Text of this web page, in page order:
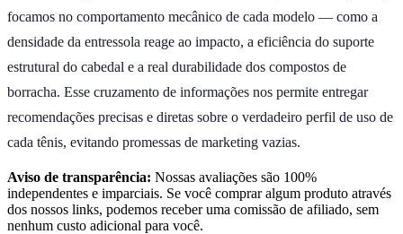
focamos no comportamento mecânico de cada modelo — como a
densidade da entressola reage ao impacto, a eficiência do suporte
estrutural do cabedal e a real durabilidade dos compostos de
borracha. Esse cruzamento de informações nos permite entregar
recomendações precisas e diretas sobre o verdadeiro perfil de uso de
cada tênis, evitando promessas de marketing vazias.
Aviso de transparência: Nossas avaliações são 100%
independentes e imparciais. Se você comprar algum produto através
dos nossos links, podemos receber uma comissão de afiliado, sem
nenhum custo adicional para você.